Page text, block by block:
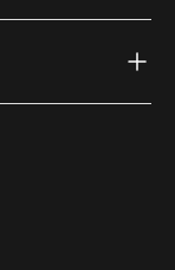
link) link)
(external